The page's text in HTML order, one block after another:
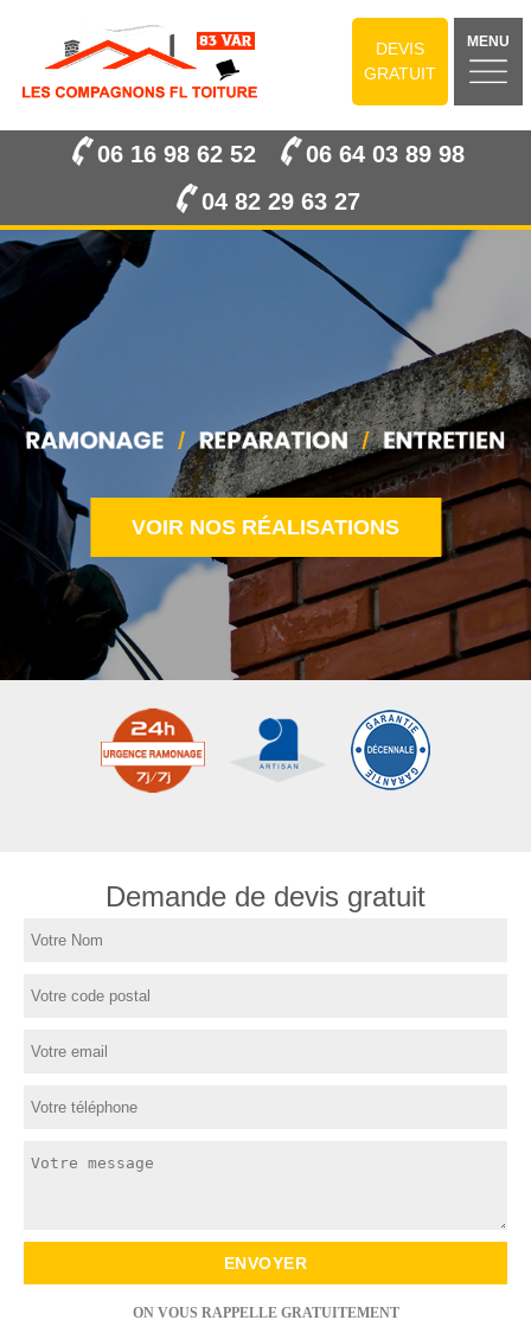
DEVIS
GRATUIT
MENU
06 16 98 62 52
06 64 03 89 98
04 82 29 63 27
VOIR NOS RÉALISATIONS
Demande de devis gratuit
ON VOUS RAPPELLE GRATUITEMENT